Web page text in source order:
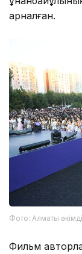
арналған.
Фото: Алматы
Фильм